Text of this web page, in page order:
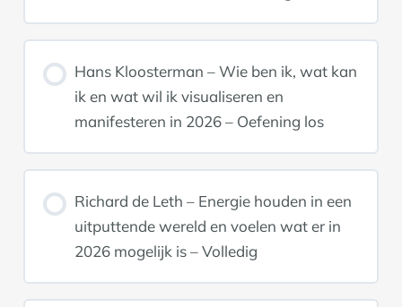
Hans Kloosterman – Wie ben ik, wat kan
ik en wat wil ik visualiseren en
manifesteren in 2026 – Oefening los
Richard de Leth – Energie houden in een
uitputtende wereld en voelen wat er in
2026 mogelijk is – Volledig